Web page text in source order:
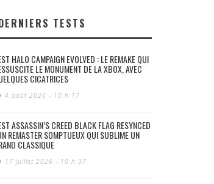
TESTS
HALO CAMPAIGN EVOLVED : LE REMAKE QUI
LE MONUMENT DE LA XBOX, AVEC
CICATRICES
4 août 2026 - 10 h 17
ASSASSIN’S CREED BLACK FLAG RESYNCED
REMASTER SOMPTUEUX QUI SUBLIME UN
CLASSIQUE
17 juillet 2026 - 10 h 37